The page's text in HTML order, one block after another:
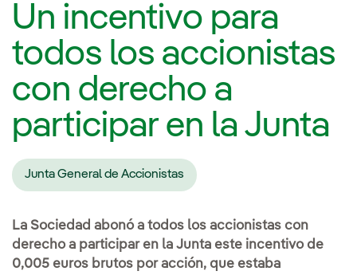
Un incentivo para
todos los accionistas
con derecho a
participar en la Junta
Junta General de Accionistas
La Sociedad abonó a todos los accionistas con
derecho a participar en la Junta este incentivo de
0,005 euros brutos por acción, que estaba